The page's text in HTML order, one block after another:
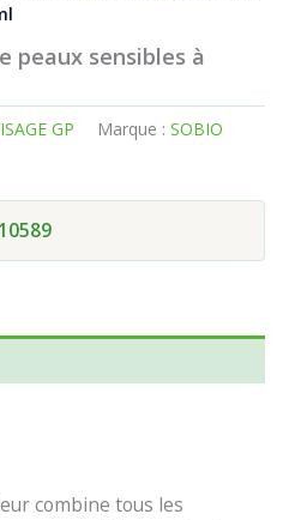
peaux sensibles à
GP Marque : SOBIO
combine tous les